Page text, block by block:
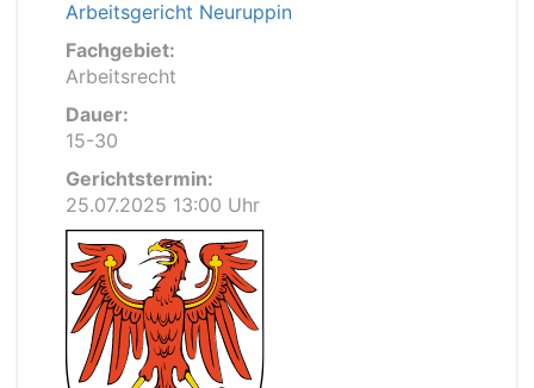
Arbeitsgericht Neuruppin
Fachgebiet:
Arbeitsrecht
Dauer:
15-30
Gerichtstermin:
25.07.2025 13:00 Uhr